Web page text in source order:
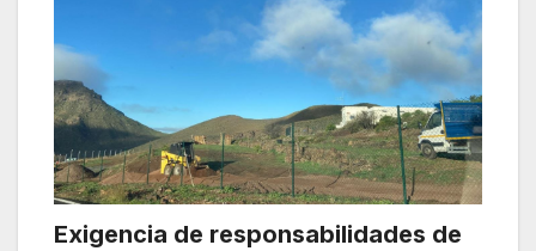
Exigencia de responsabilidades de